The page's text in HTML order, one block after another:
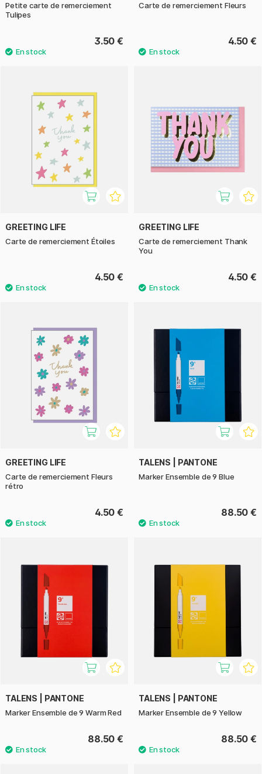
Petite carte de remerciement
Tulipes
3.50 €
Carte de remerciement Fleurs
4.50 €
GREETING LIFE
Carte de remerciement Étoiles
4.50 €
GREETING LIFE
Carte de remerciement Thank
You
4.50 €
GREETING LIFE
Carte de remerciement Fleurs
rétro
4.50 €
TALENS | PANTONE
Marker Ensemble de 9 Blue
88.50 €
TALENS | PANTONE
Marker Ensemble de 9 Warm Red
88.50 €
TALENS | PANTONE
Marker Ensemble de 9 Yellow
88.50 €